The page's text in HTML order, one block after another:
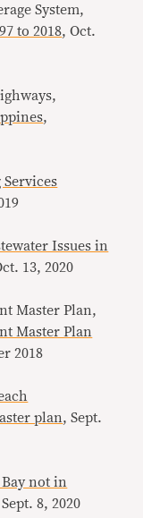
System,
to 2018, Oct.
,
Services
Issues in
13, 2020
Master Plan,
Master Plan
2018
plan, Sept.
not in
8, 2020